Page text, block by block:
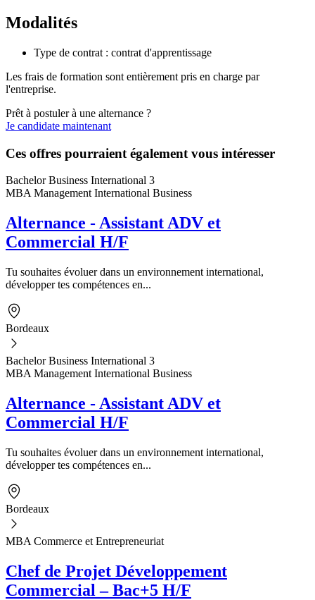
Modalités
Type de contrat : contrat d'apprentissage
Les frais de formation sont entièrement pris en charge par
l'entreprise.
Prêt à postuler à une alternance ?
Je candidate maintenant
Ces offres pourraient également vous intéresser
Bachelor Business International 3
MBA Management International Business
Alternance - Assistant ADV et
Commercial H/F
Tu souhaites évoluer dans un environnement international,
développer tes compétences en...
Bordeaux
Bachelor Business International 3
MBA Management International Business
Alternance - Assistant ADV et
Commercial H/F
Tu souhaites évoluer dans un environnement international,
développer tes compétences en...
Bordeaux
MBA Commerce et Entrepreneuriat
Chef de Projet Développement
Commercial – Bac+5 H/F